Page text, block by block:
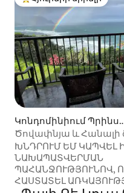
Հյուրերի սիրելի
Կոնդոմինիում
իլ-ում
Ծովափնյա և Հանալի
տպավորիչ
ԽՆԴՐՈՒՄ ԵՄ ԿԱՊՎԵԼ
ՆԱԽԱՊԱՏՎԵՐՄԱՆ
ՊԱՀԱՆՋՈՒԹՅՈՒՆՈՎ,
ՀԱՍՏԱՏԵԼ